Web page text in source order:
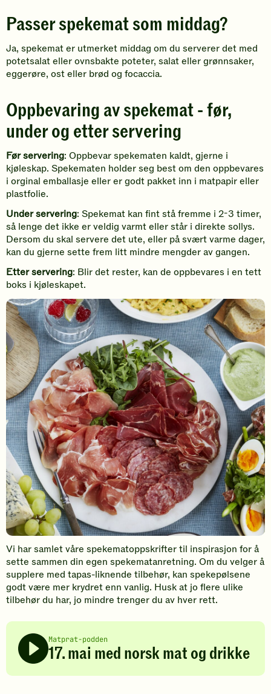
Passer spekemat som middag?
Ja, spekemat er utmerket middag om du serverer det med
potetsalat eller ovnsbakte poteter, salat eller grønnsaker,
eggerøre, ost eller brød og focaccia.
Oppbevaring av spekemat - før,
under og etter servering
Før servering: Oppbevar spekematen kaldt, gjerne i
kjøleskap. Spekematen holder seg best om den oppbevares
i orginal emballasje eller er godt pakket inn i matpapir eller
plastfolie.
Under servering: Spekemat kan fint stå fremme i 2-3 timer,
så lenge det ikke er veldig varmt eller står i direkte sollys.
Dersom du skal servere det ute, eller på svært varme dager,
kan du gjerne sette frem litt mindre mengder av gangen.
Etter servering: Blir det rester, kan de oppbevares i en tett
boks i kjøleskapet.
Vi har samlet våre spekematoppskrifter til inspirasjon for å
sette sammen din egen spekematanretning. Om du velger å
supplere med tapas-liknende tilbehør, kan spekepølsene
godt være mer krydret enn vanlig. Husk at jo flere ulike
tilbehør du har, jo mindre trenger du av hver rett.
Matprat-podden
17. mai med norsk mat og drikke